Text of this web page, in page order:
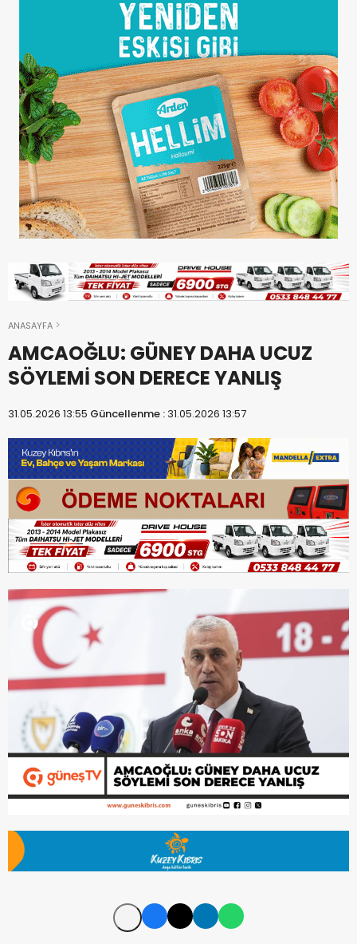
ANASAYFA
AMCAOĞLU: GÜNEY DAHA UCUZ
SÖYLEMİ SON DERECE YANLIŞ
31.05.2026 13:55 Güncellenme :31.05.2026 13:57